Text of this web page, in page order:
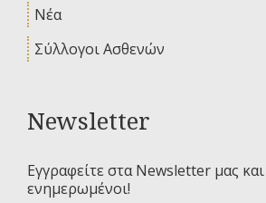
Νέα
Σύλλογοι Ασθενών
Newsletter
Εγγραφείτε στα Newsletter μας και
ενημερωμένοι!